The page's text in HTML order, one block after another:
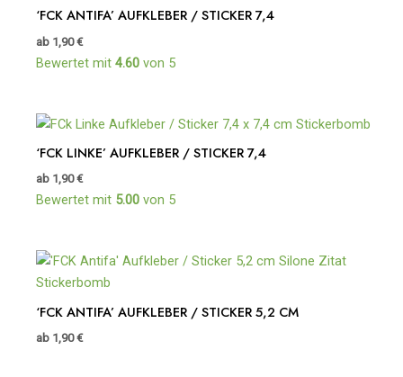
‘FCK ANTIFA’ AUFKLEBER / STICKER 7,4
ab 1,90€
Bewertet mit 4.60 von 5
‘FCK LINKE’ AUFKLEBER / STICKER 7,4
ab 1,90€
Bewertet mit 5.00 von 5
‘FCK ANTIFA’ AUFKLEBER / STICKER 5,2 CM
ab 1,90€